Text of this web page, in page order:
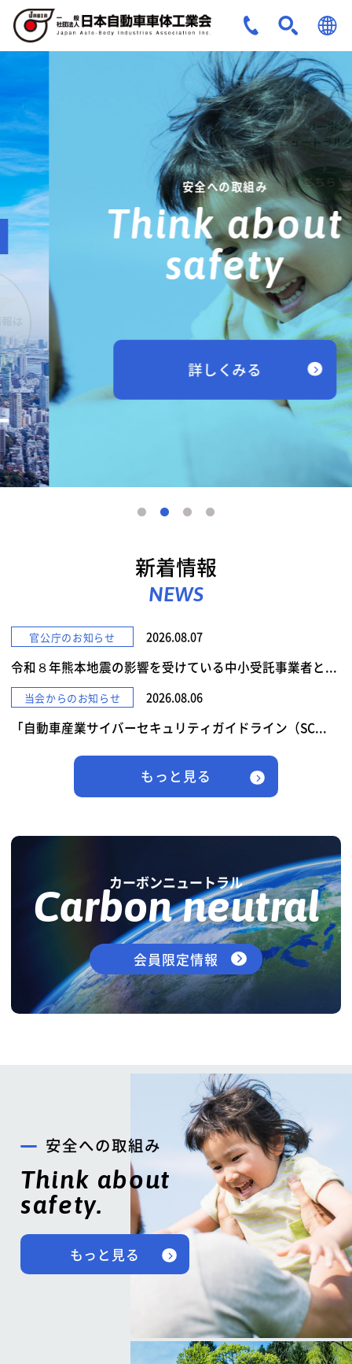
JPN
ENG
安全への取組み
Think about
safety
詳しくみる
新着情報
NEWS
官公庁のお知らせ 2026.08.07
令和８年熊本地震の影響を受けている中小受託事業者と...
当会からのお知らせ 2026.08.06
「自動車産業サイバーセキュリティガイドライン（SC...
もっと見る
カーボンニュートラル
Carbon neutral
会員限定情報
安全への取組み
Think about
safety.
もっと見る